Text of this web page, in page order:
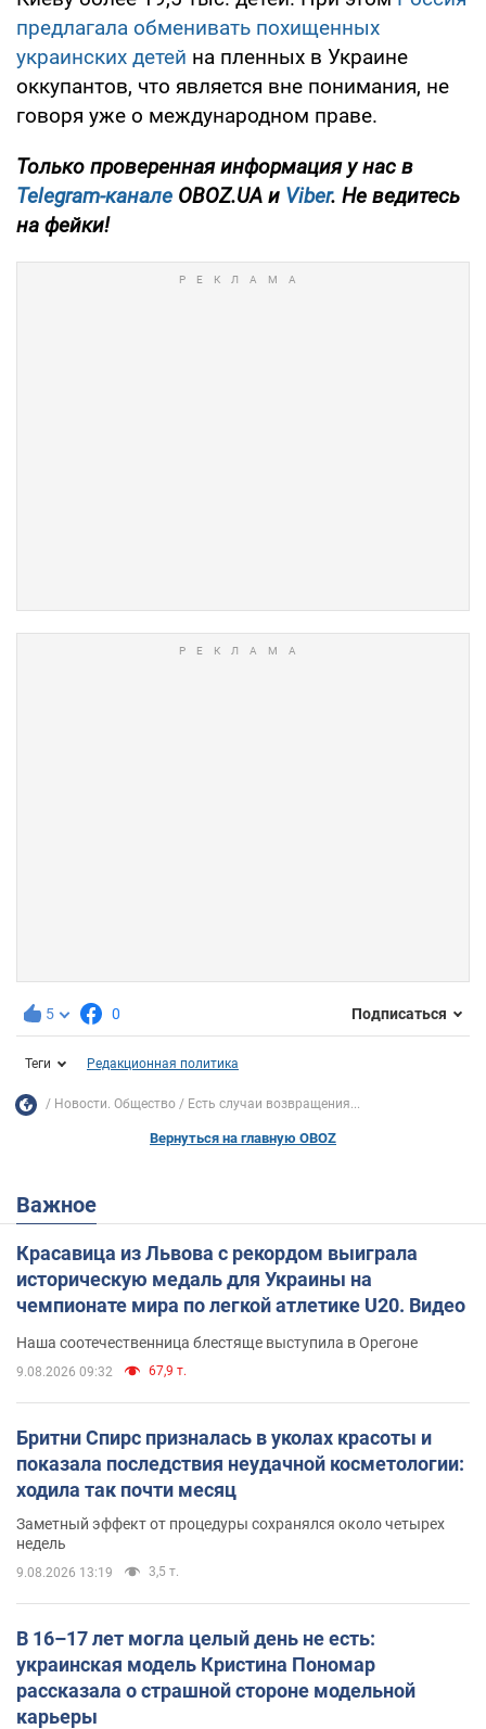
предлагала обменивать похищенных
украинских детей на пленных в Украине
оккупантов, что является вне понимания, не
говоря уже о международном праве.
Только проверенная информация у нас в
Telegram-канале OBOZ.UA и Viber. Не ведитесь
на фейки!
5 0 Подписаться
Теги Редакционная политика
Новости. Общество Есть случаи возвращения...
Вернуться на главную OBOZ
Важное
Красавица из Львова с рекордом выиграла
историческую медаль для Украины на
чемпионате мира по легкой атлетике U20. Видео
Наша соотечественница блестяще выступила в Орегоне
9.08.2026 09:32 67,9 т.
Бритни Спирс призналась в уколах красоты и
показала последствия неудачной косметологии:
ходила так почти месяц
Заметный эффект от процедуры сохранялся около четырех
недель
9.08.2026 13:19 3,5 т.
В 16–17 лет могла целый день не есть:
украинская модель Кристина Пономар
рассказала о страшной стороне модельной
карьеры